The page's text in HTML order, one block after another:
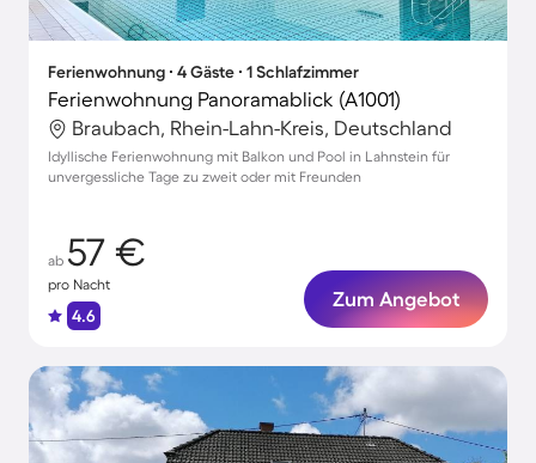
Ferienwohnung ∙ 4 Gäste ∙ 1 Schlafzimmer
Ferienwohnung Panoramablick (A1001)
Braubach, Rhein-Lahn-Kreis, Deutschland
Idyllische Ferienwohnung mit Balkon und Pool in Lahnstein für
unvergessliche Tage zu zweit oder mit Freunden
ab 57 €
pro Nacht
4.6
Zum Angebot